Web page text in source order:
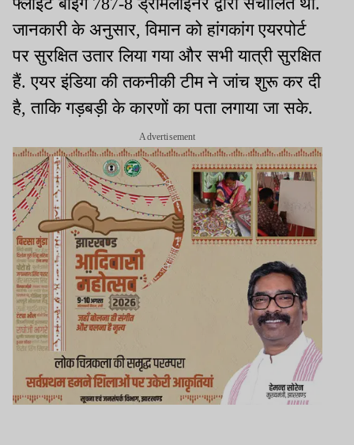
जानकारी के अनुसार, विमान को हांगकांग एयरपोर्ट
पर सुरक्षित उतार लिया गया और सभी यात्री सुरक्षित
हैं. एयर इंडिया की तकनीकी टीम ने जांच शुरू कर दी
है, ताकि गड़बड़ी के कारणों का पता लगाया जा सके.
Advertisement